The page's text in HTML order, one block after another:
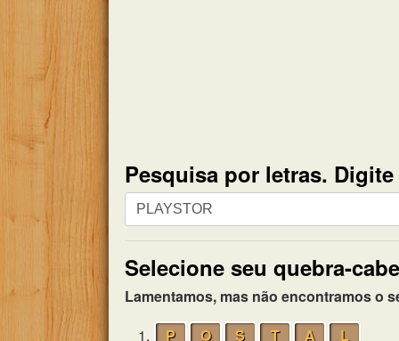
Pesquisa por letras.
Pesquisa
por
letras.
Digite
todas
as
letras
Selecione seu quebra-
Lamentamos, mas não encontramos o
1.
P O S T A
L